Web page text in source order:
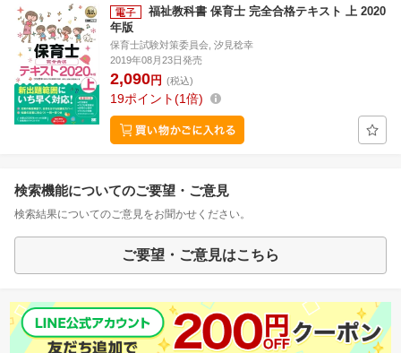
福祉教科書 保育士 完全合格テキスト 上 2020
年版
保育士試験対策委員会, 汐見稔幸
2019年08月23日発売
2,090円 (税込)
19ポイント 1倍
検索機能についてのご要望・ご意見
検索結果についてのご意見をお聞かせください。
ご要望・ご意見はこちら